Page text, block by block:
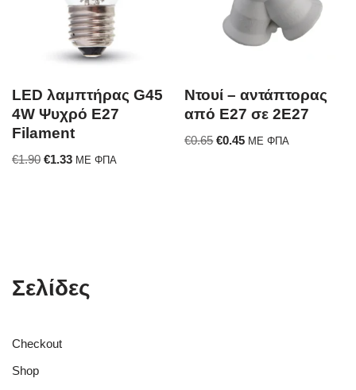
LED λαμπτήρας G45
4W Ψυχρό E27
Filament
€1.90 €1.33 ΜΕ ΦΠΑ
Ντουί – αντάπτορας
από E27 σε 2E27
€0.65 €0.45 ΜΕ ΦΠΑ
Σελίδες
Checkout
Shop